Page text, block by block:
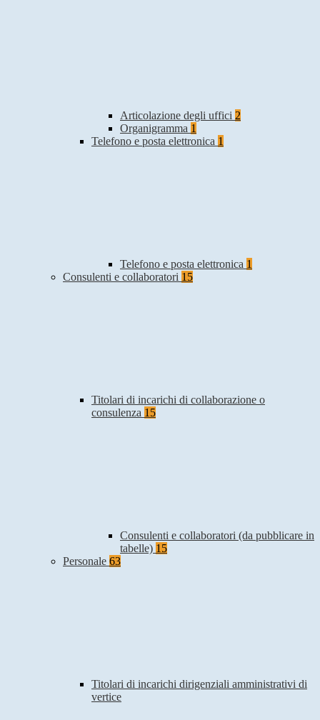
Articolazione degli uffici 2
Organigramma 1
Telefono e posta elettronica 1
Telefono e posta elettronica 1
Consulenti e collaboratori 15
Titolari di incarichi di collaborazione o
consulenza 15
Consulenti e collaboratori (da pubblicare in
tabelle) 15
Personale 63
Titolari di incarichi dirigenziali amministrativi di
vertice